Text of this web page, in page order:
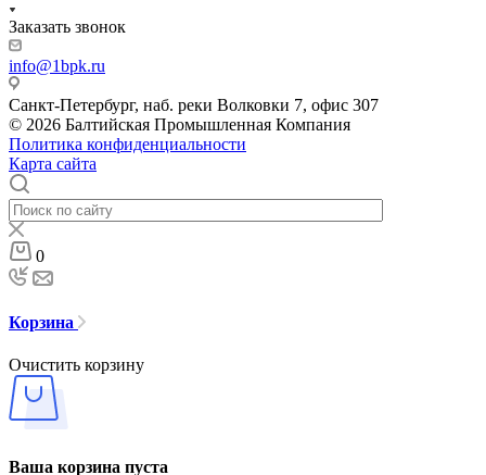
Заказать звонок
info@1bpk.ru
Санкт-Петербург, наб. реки Волковки 7, офис 307
© 2026 Балтийская Промышленная Компания
Политика конфиденциальности
Карта сайта
0
Корзина
Очистить корзину
Ваша корзина пуста